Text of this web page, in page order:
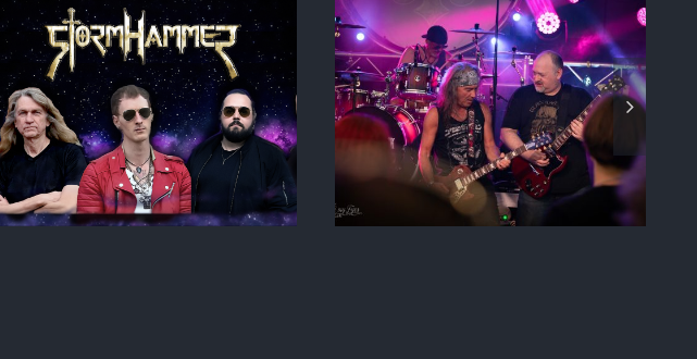
GRAP! Greetings from
Florida
RUSHMOON NEWS